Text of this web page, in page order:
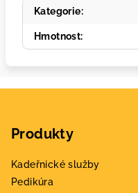
Kategorie:
Hmotnost:
Produkty
Kadeřnické služby
Pedikúra